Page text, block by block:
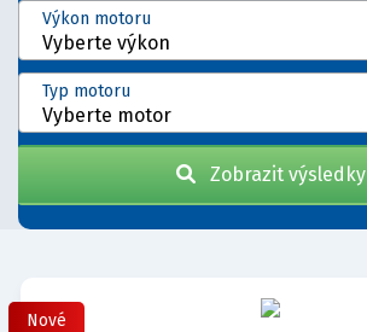
Vyberte výkon
Výkon motoru
Vyberte motor
Typ motoru
Zobrazit výsledky
Nové